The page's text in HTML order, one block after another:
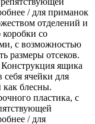
/ для приманок
отделений и
коробки со
с возможностью
размеры отсеков.
ящика
ячейки для
как блесны.
пластика, с
/ для